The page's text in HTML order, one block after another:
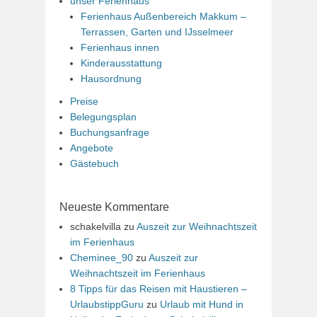
Ferienhaus Außenbereich Makkum –
Terrassen, Garten und IJsselmeer
Ferienhaus innen
Kinderausstattung
Hausordnung
Preise
Belegungsplan
Buchungsanfrage
Angebote
Gästebuch
Neueste Kommentare
schakelvilla zu Auszeit zur Weihnachtszeit
im Ferienhaus
Cheminee_90 zu Auszeit zur
Weihnachtszeit im Ferienhaus
8 Tipps für das Reisen mit Haustieren –
UrlaubstippGuru zu Urlaub mit Hund in